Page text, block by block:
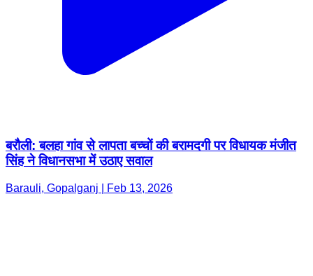
बरौली: बलहा गांव से लापता बच्चों की बरामदगी पर विधायक मंजीत
सिंह ने विधानसभा में उठाए सवाल
Barauli, Gopalganj | Feb 13, 2026